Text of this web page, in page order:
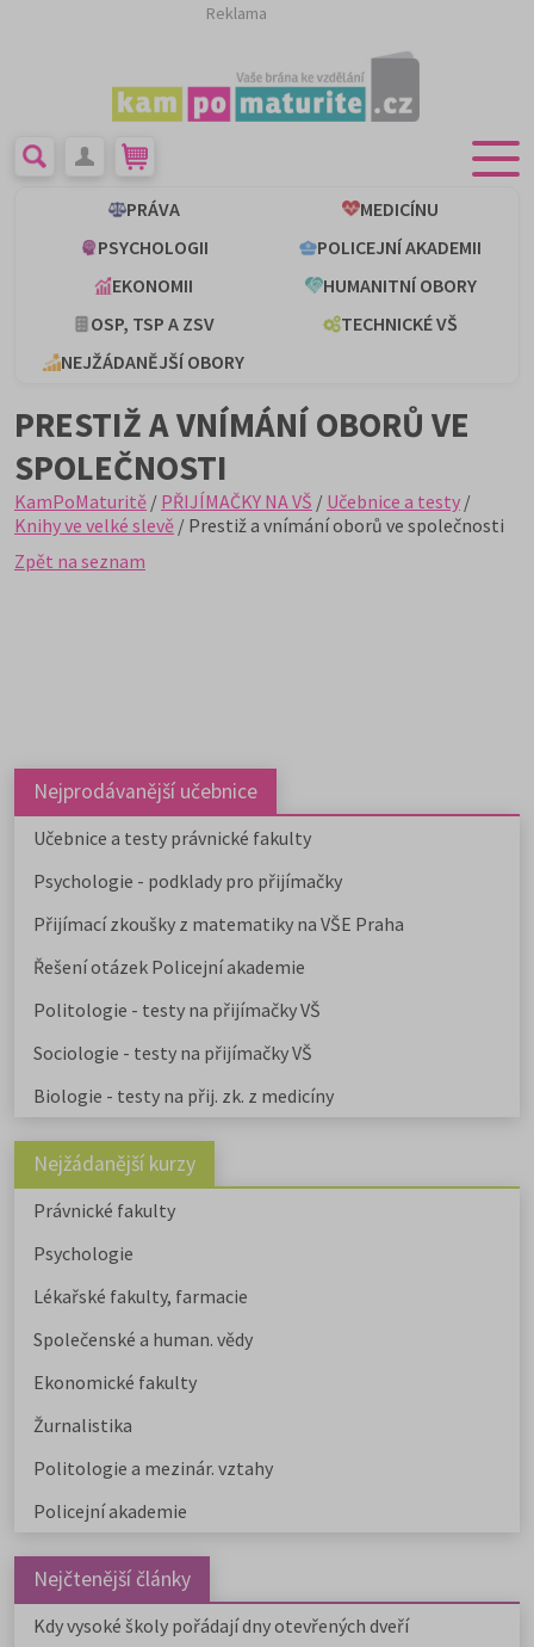
Reklama
PRÁVA
MEDICÍNU
PSYCHOLOGII
POLICEJNÍ AKADEMII
EKONOMII
HUMANITNÍ OBORY
OSP, TSP A ZSV
TECHNICKÉ VŠ
NEJŽÁDANĚJŠÍ OBORY
PRESTIŽ A VNÍMÁNÍ OBORŮ VE
SPOLEČNOSTI
KamPoMaturitě / PŘIJÍMAČKY NA VŠ / Učebnice a testy /
Knihy ve velké slevě / Prestiž a vnímání oborů ve společnosti
Zpět na seznam
Nejprodávanější učebnice
Učebnice a testy právnické fakulty
Psychologie - podklady pro přijímačky
Přijímací zkoušky z matematiky na VŠE Praha
Řešení otázek Policejní akademie
Politologie - testy na přijímačky VŠ
Sociologie - testy na přijímačky VŠ
Biologie - testy na přij. zk. z medicíny
Nejžádanější kurzy
Právnické fakulty
Psychologie
Lékařské fakulty, farmacie
Společenské a human. vědy
Ekonomické fakulty
Žurnalistika
Politologie a mezinár. vztahy
Policejní akademie
Nejčtenější články
Kdy vysoké školy pořádají dny otevřených dveří